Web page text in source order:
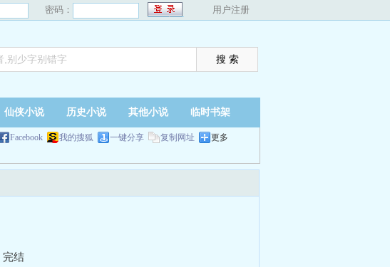
密码： 用户注册
仙侠小说 历史小说 其他小说 临时书架
Facebook 我的搜狐 一键分享 复制网址 更多
结